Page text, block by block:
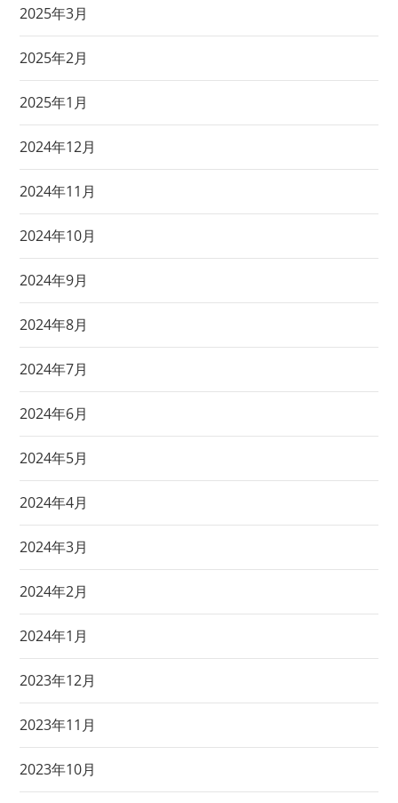
2025年3月
2025年2月
2025年1月
2024年12月
2024年11月
2024年10月
2024年9月
2024年8月
2024年7月
2024年6月
2024年5月
2024年4月
2024年3月
2024年2月
2024年1月
2023年12月
2023年11月
2023年10月